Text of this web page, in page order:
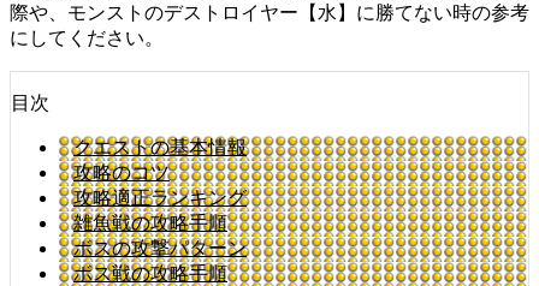
際や、モンストのデストロイヤー【水】に勝てない時の参考
にしてください。
目次
クエストの基本情報
攻略のコツ
攻略適正ランキング
雑魚戦の攻略手順
ボスの攻撃パターン
ボス戦の攻略手順